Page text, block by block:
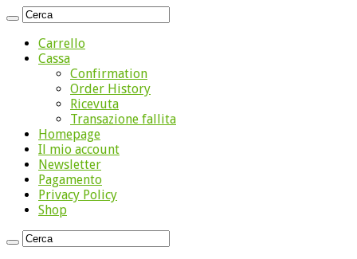
Carrello
Cassa
Confirmation
Order History
Ricevuta
Transazione fallita
Homepage
Il mio account
Newsletter
Pagamento
Privacy Policy
Shop